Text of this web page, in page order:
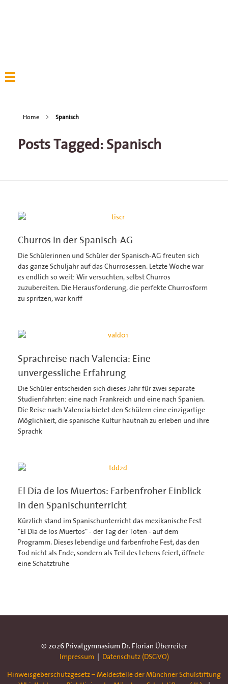
Home Spanisch
Posts Tagged: Spanisch
Churros in der Spanisch-AG
Die Schülerinnen und Schüler der Spanisch-AG freuten sich
das ganze Schuljahr auf das Churrosessen. Letzte Woche war
es endlich so weit: Wir versuchten, selbst Churros
zuzubereiten. Die Herausforderung, die perfekte Churrosform
zu spritzen, war kniff
Sprachreise nach Valencia: Eine
unvergessliche Erfahrung
Die Schüler entscheiden sich dieses Jahr für zwei separate
Studienfahrten: eine nach Frankreich und eine nach Spanien.
Die Reise nach Valencia bietet den Schülern eine einzigartige
Möglichkeit, die spanische Kultur hautnah zu erleben und ihre
Sprachk
El Día de los Muertos: Farbenfroher Einblick
in den Spanischunterricht
Kürzlich stand im Spanischunterricht das mexikanische Fest
"El Día de los Muertos" - der Tag der Toten - auf dem
Programm. Dieses lebendige und farbenfrohe Fest, das den
Tod nicht als Ende, sondern als Teil des Lebens feiert, öffnete
eine Schatztruhe
© 2026 Privatgymnasium Dr. Florian Überreiter
Impressum | Datenschutz (DSGVO)
Hinweisgeberschutzgesetz – Meldestelle der Münchner Schulstiftung